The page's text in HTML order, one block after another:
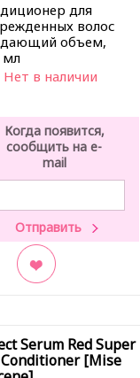
для
волос
объем,
мл
Нет в наличии
Когда появится,
сообщить на e-
mail
Serum Red Super
Conditioner [Mise